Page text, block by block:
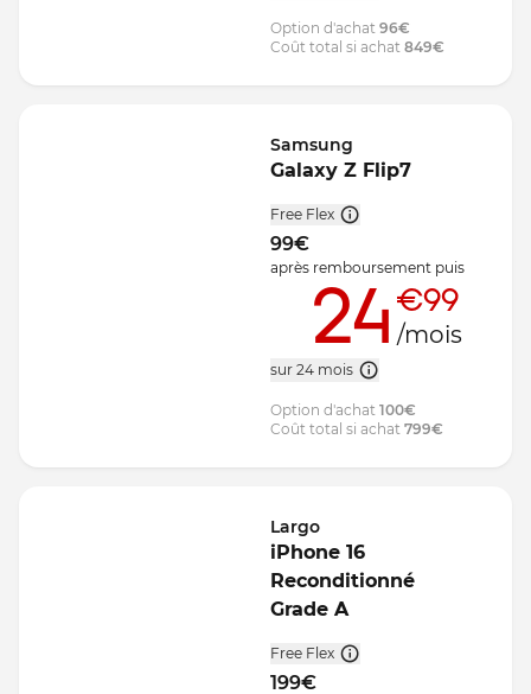
Option d'achat 96€
Coût total si achat 849€
Samsung
Galaxy Z Flip7
Free Flex
99€
après remboursement puis
24 €99
/mois
sur 24 mois
Option d'achat 100€
Coût total si achat 799€
Largo
iPhone 16
Reconditionné
Grade A
Free Flex
199€